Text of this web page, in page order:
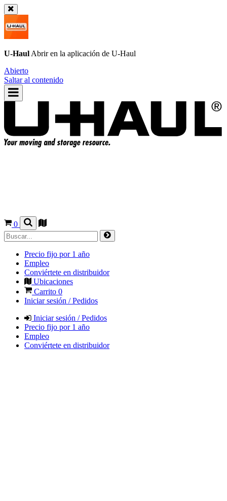
U-Haul Abrir en la aplicación de U-Haul
Abierto
Saltar al contenido
0
Precio fijo por 1 año
Empleo
Conviértete en distribuidor
Ubicaciones
Carrito 0
Iniciar sesión / Pedidos
Iniciar sesión / Pedidos
Precio fijo por 1 año
Empleo
Conviértete en distribuidor